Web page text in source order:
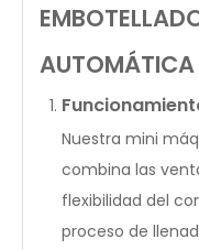
AUTOMÁTICA
Nuestra mini
combina las
flexibilidad del
proceso de